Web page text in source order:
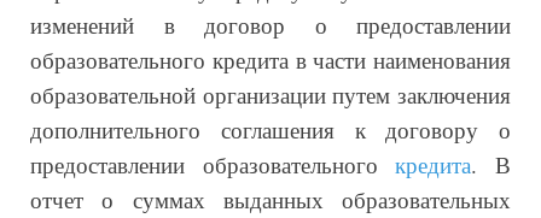
изменений в договор о предоставлении
образовательного кредита в части наименования
образовательной организации путем заключения
дополнительного соглашения к договору о
предоставлении образовательногокредита. В
отчет о суммах выданных образовательных